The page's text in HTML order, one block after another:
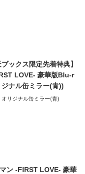
ブックス限定先着特典】
LOVE- 豪華版Blu-r
ナル缶ミラー(青))
オリジナル缶ミラー(青)
ン -FIRST LOVE- 豪華